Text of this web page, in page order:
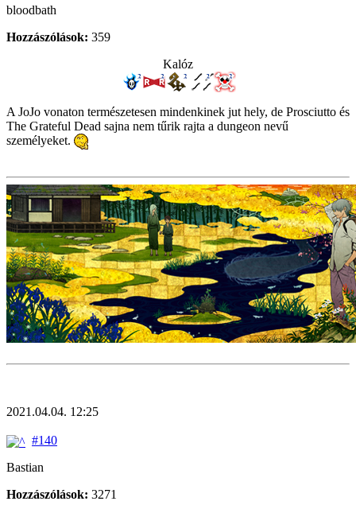
bloodbath
Hozzászólások: 359
Kalóz
A JoJo vonaton természetesen mindenkinek jut hely, de Prosciutto és
The Grateful Dead sajna nem tűrik rajta a dungeon nevű
személyeket.
2021.04.04. 12:25
#140
Bastian
Hozzászólások: 3271